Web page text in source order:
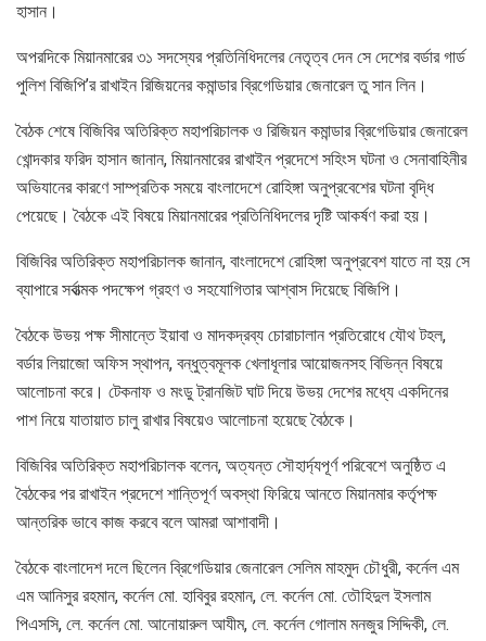
হাসান।
অপরদিকে মিয়ানমারের ৩১ সদস্যের প্রতিনিধিদলের নেতৃত্ব দেন সে দেশের বর্ডার গার্ড
পুলিশ বিজিপি’র রাখাইন রিজিয়নের কমান্ডার ব্রিগেডিয়ার জেনারেল তু সান লিন।
বৈঠক শেষে বিজিবির অতিরিক্ত মহাপরিচালক ও রিজিয়ন কমান্ডার ব্রিগেডিয়ার জেনারেল
খোন্দকার ফরিদ হাসান জানান, মিয়ানমারের রাখাইন প্রদেশে সহিংস ঘটনা ও সেনাবাহিনীর
অভিযানের কারণে সাম্প্রতিক সময়ে বাংলাদেশে রোহিঙ্গা অনুপ্রবেশের ঘটনা বৃদ্ধি
পেয়েছে। বৈঠকে এই বিষয়ে মিয়ানমারের প্রতিনিধিদলের দৃষ্টি আকর্ষণ করা হয়।
বিজিবির অতিরিক্ত মহাপরিচালক জানান, বাংলাদেশে রোহিঙ্গা অনুপ্রবেশ যাতে না হয় সে
ব্যাপারে সর্বাত্মক পদক্ষেপ গ্রহণ ও সহযোগিতার আশ্বাস দিয়েছে বিজিপি।
বৈঠকে উভয় পক্ষ সীমান্তে ইয়াবা ও মাদকদ্রব্য চোরাচালান প্রতিরোধে যৌথ টহল,
বর্ডার লিয়াজো অফিস স্থাপন, বন্ধুত্বমূলক খেলাধূলার আয়োজনসহ বিভিন্ন বিষয়ে
আলোচনা করে। টেকনাফ ও মংডু ট্রানজিট ঘাট দিয়ে উভয় দেশের মধ্যে একদিনের
পাশ নিয়ে যাতায়াত চালু রাখার বিষয়েও আলোচনা হয়েছে বৈঠকে।
বিজিবির অতিরিক্ত মহাপরিচালক বলেন, অত্যন্ত সৌহার্দ্যপূর্ণ পরিবেশে অনুষ্ঠিত এ
বৈঠকের পর রাখাইন প্রদেশে শান্তিপূর্ণ অবস্থা ফিরিয়ে আনতে মিয়ানমার কর্তৃপক্ষ
আন্তরিক ভাবে কাজ করবে বলে আমরা আশাবাদী।
বৈঠকে বাংলাদেশ দলে ছিলেন ব্রিগেডিয়ার জেনারেল সেলিম মাহমুদ চৌধুরী, কর্নেল এম
এম আনিসুর রহমান, কর্নেল মো. হাবিবুর রহমান, লে. কর্নেল মো. তৌহিদুল ইসলাম
পিএসসি, লে. কর্নেল মো. আনোয়ারুল আযীম, লে. কর্নেল গোলাম মনজুর সিদ্দিকী, লে.